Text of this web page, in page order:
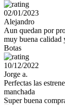
02/01/2023
Alejandro
Aun quedan por
muy buena calidad
Botas
10/12/2022
Jorge a.
Perfectas las
manchada
Super buena